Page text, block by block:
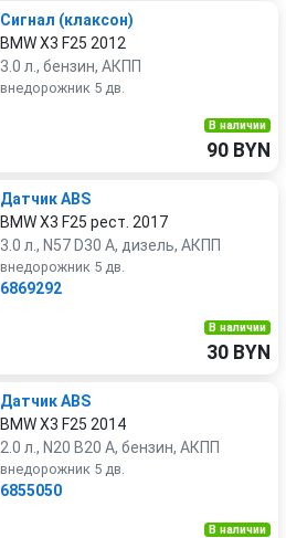
Сигнал (клаксон)
BMW X3 F25 2012
3.0 л., бензин, АКПП
внедорожник 5 дв.
В наличии
90 BYN
Датчик ABS
BMW X3 F25 рест. 2017
3.0 л., N57 D30 A, дизель, АКПП
внедорожник 5 дв.
6869292
В наличии
30 BYN
Датчик ABS
BMW X3 F25 2014
2.0 л., N20 B20 A, бензин, АКПП
внедорожник 5 дв.
6855050
В наличии